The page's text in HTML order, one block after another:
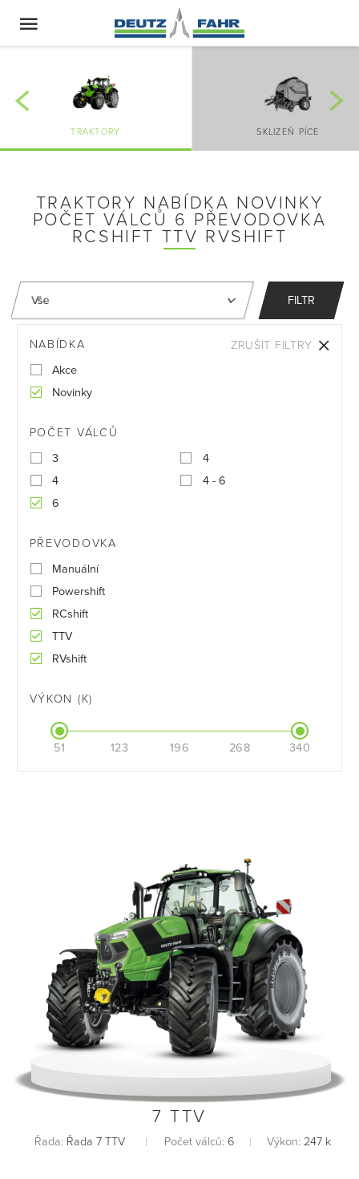
TRAKTORY SKLIZEŇ PÍCE
TRAKTORY NABÍDKA NOVINKY
POČET VÁLCŮ 6 PŘEVODOVKA
RCSHIFT TTV RVSHIFT
FILTR
NABÍDKA
Akce
Novinky
POČET VÁLCŮ
3
4
4
4 - 6
6
PŘEVODOVKA
Manuální
Powershift
RCshift
TTV
RVshift
VÝKON (K)
51 123 196 268 340
ZRUŠIT FILTRY
7 TTV
Řada: Řada 7 TTV Počet válců: 6 Výkon: 247 k